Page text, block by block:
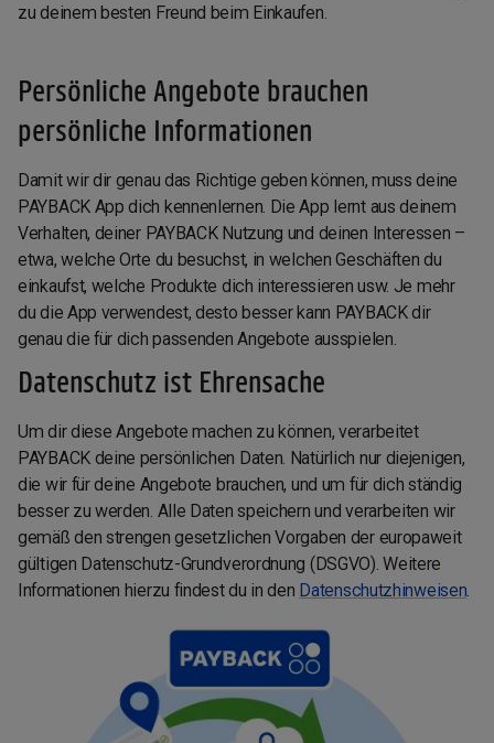
zu deinem besten Freund beim Einkaufen.
Persönliche Angebote brauchen
persönliche Informationen
Damit wir dir genau das Richtige geben können, muss deine
PAYBACK App dich kennenlernen. Die App lernt aus deinem
Verhalten, deiner PAYBACK Nutzung und deinen Interessen –
etwa, welche Orte du besuchst, in welchen Geschäften du
einkaufst, welche Produkte dich interessieren usw. Je mehr
du die App verwendest, desto besser kann PAYBACK dir
genau die für dich passenden Angebote ausspielen.
Datenschutz ist Ehrensache
Um dir diese Angebote machen zu können, verarbeitet
PAYBACK deine persönlichen Daten. Natürlich nur diejenigen,
die wir für deine Angebote brauchen, und um für dich ständig
besser zu werden. Alle Daten speichern und verarbeiten wir
gemäß den strengen gesetzlichen Vorgaben der europaweit
gültigen Datenschutz-Grundverordnung (DSGVO). Weitere
Informationen hierzu findest du in den Datenschutzhinweisen